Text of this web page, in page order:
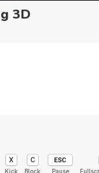
3D
Kick Block Pause